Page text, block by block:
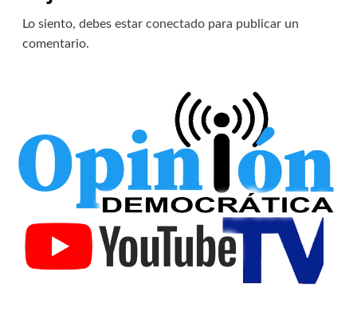
Lo siento, debes estar conectadopara publicar un
comentario.